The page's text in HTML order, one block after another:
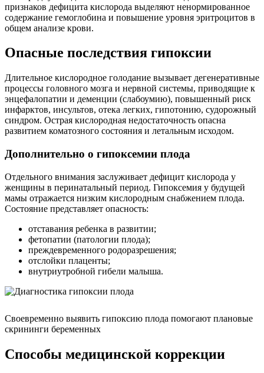
признаков дефицита кислорода выделяют ненормированное
содержание гемоглобина и повышение уровня эритроцитов в
общем анализе крови.
Опасные последствия гипоксии
Длительное кислородное голодание вызывает дегенеративные
процессы головного мозга и нервной системы, приводящие к
энцефалопатии и деменции (слабоумию), повышенный риск
инфарктов, инсультов, отека легких, гипотонию, судорожный
синдром. Острая кислородная недостаточность опасна
развитием коматозного состояния и летальным исходом.
Дополнительно о гипоксемии плода
Отдельного внимания заслуживает дефицит кислорода у
женщины в перинатальный период. Гипоксемия у будущей
мамы отражается низким кислородным снабжением плода.
Состояние представляет опасность:
отставания ребенка в развитии;
фетопатии (патологии плода);
преждевременного родоразрешения;
отслойки плаценты;
внутриутробной гибели малыша.
Своевременно выявить гипоксию плода помогают плановые
скрининги беременных
Способы медицинской коррекции